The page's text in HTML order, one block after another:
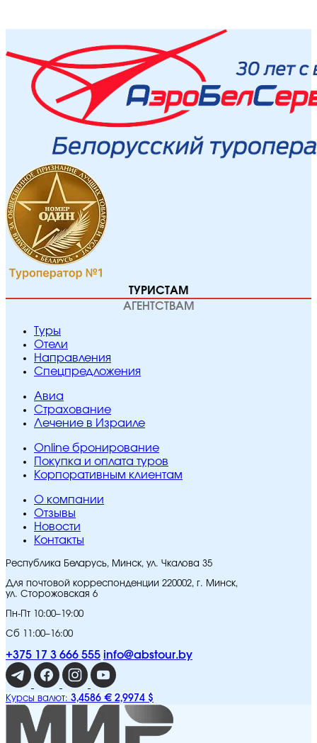
ТУРИСТАМ
АГЕНТСТВАМ
Туры
Отели
Направления
Спецпредложения
Авиа
Страхование
Лечение в Израиле
Online бронирование
Покупка и оплата туров
Корпоративным клиентам
O компании
Отзывы
Новости
Контакты
Республика Беларусь, Минск, ул. Чкалова 35
Для почтовой корреспонденции 220002, г. Минск,
ул. Сторожовская 6
Пн-Пт 10:00–19:00
Сб 11:00–16:00
+375 17 3 666 555 info@abstour.by
Курсы валют: 3,4586 € 2,9974 $